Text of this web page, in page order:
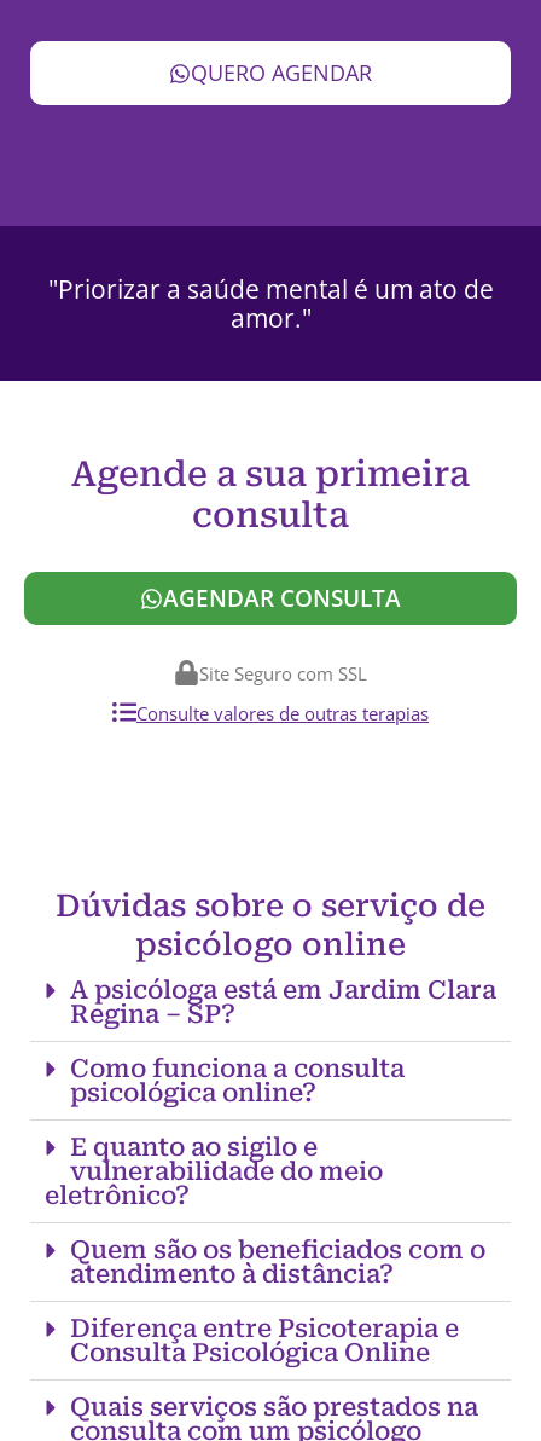
QUERO AGENDAR
"Priorizar a saúde mental é um ato de
amor."
Agende a sua primeira
consulta
AGENDAR CONSULTA
Site Seguro com SSL
Consulte valores de outras terapias
Dúvidas sobre o serviço de
psicólogo online
A psicóloga está em Jardim Clara
Regina – SP?
Como funciona a consulta
psicológica online?
E quanto ao sigilo e
vulnerabilidade do meio
eletrônico?
Quem são os beneficiados com o
atendimento à distância?
Diferença entre Psicoterapia e
Consulta Psicológica Online
Quais serviços são prestados na
consulta com um psicólogo